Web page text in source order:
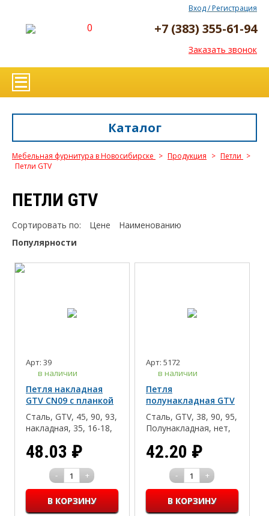
0
Вход / Регистрация
+7 (383) 355-61-94
Заказать звонок
Каталог
Мебельная фурнитура в Новосибирске > Продукция > Петли >
Петли GTV
ПЕТЛИ GTV
Сортировать по: Цене
Наименованию
Популярности
Арт: 39
в наличии
Петля накладная
GTV CN09 с планкой
Н-2
Сталь, GTV, 45, 90, 93,
накладная, 35, 16-18,
Slide-on, 2
48.03 ₽
- 1 +
Арт: 5172
в наличии
Петля
полунакладная GTV
CI08 "мини" с
планкой с евро
Сталь, GTV, 38, 90, 95,
Полунакладная, нет,
on(надвижной
Массив
42.20 ₽
- 1 +